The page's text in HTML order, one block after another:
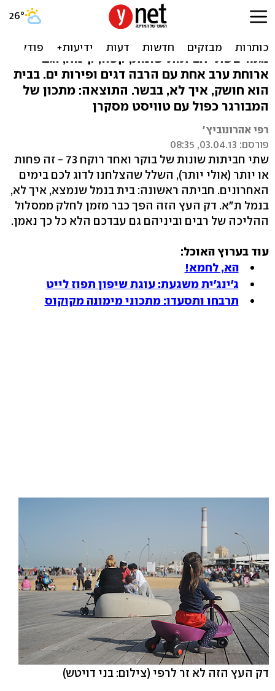
יצא לו דאבל: המבורגר כפול
רפי אהרונוביץ' יצא לטיול בנמל תל אביב. זה
נגמר בשתי חביתות שונות, קפה, קינוח, וגם
ארוחת ערב אחת עם הרבה דגים ופירות ים. בבית
הוא חושק, איך לא, בבשר. התוצאה: מתכון של
המבורגר כפול עם טוויסט מסקרן
רפי אהרונוביץ'
פורסם: 03.04.13, 08:35
שתי חביתות שונות של בוקר ואחד רוקח 73 - זה פחות
או יותר (אולי יותר), השלל שהצלחנו לדוג לכם בימים
האחרונים. חביתה ראשונה: בית בנמל שנמצא, איך לא,
בנמל ת״א. דק העץ הזה הפך כבר מזמן לחלק ממסלול
ההליכה של רבים וביניהם גם עבדכם הלא כל כך נאמן.
עוד בערוץ האוכל:
הא, לחמא!
ג'ינג'ית משגעת: עוגת שיפון תפוז לייט
תרבחו ותסעדו: מתכוני מימונה מקוקוס
דק העץ הזה לא זר לרפי (צילום: בני דויטש)